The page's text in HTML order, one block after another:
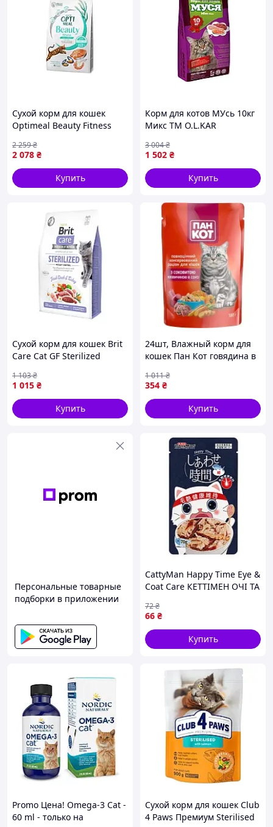
Сухой корм для кошек
Optimeal Beauty Fitness
кастрированных с
морепродуктами 4 кг
(4820215369824) —
Доступный
2 078 ₴
2 259₴
Купить
Корм для котов МУсь 10кг
Микс ТМ O.L.KAR
1 502 ₴
3 004₴
Купить
Сухой корм для кошек Brit
Care Cat GF Sterilized
(8595602540792) —
Доступный
1 015 ₴
1 103₴
Купить
24шт, Влажный корм для
кошек Пан Кот говядина в
(4820111141029)- (Мрія)
354 ₴
1 011₴
Купить
Персональные товарные
подборки в приложении
CattyMan Happy Time Eye &
Coat Care КЕТТІМЕН ОЧІ ТА
повнораціонний вологий
корм з тунцем для котів,
пауч 70г
66 ₴
72₴
Купить
Promo Цена! Omega-3 Cat -
60 ml - только на
Сухой корм для кошек Club
4 Paws Премиум Sterilised